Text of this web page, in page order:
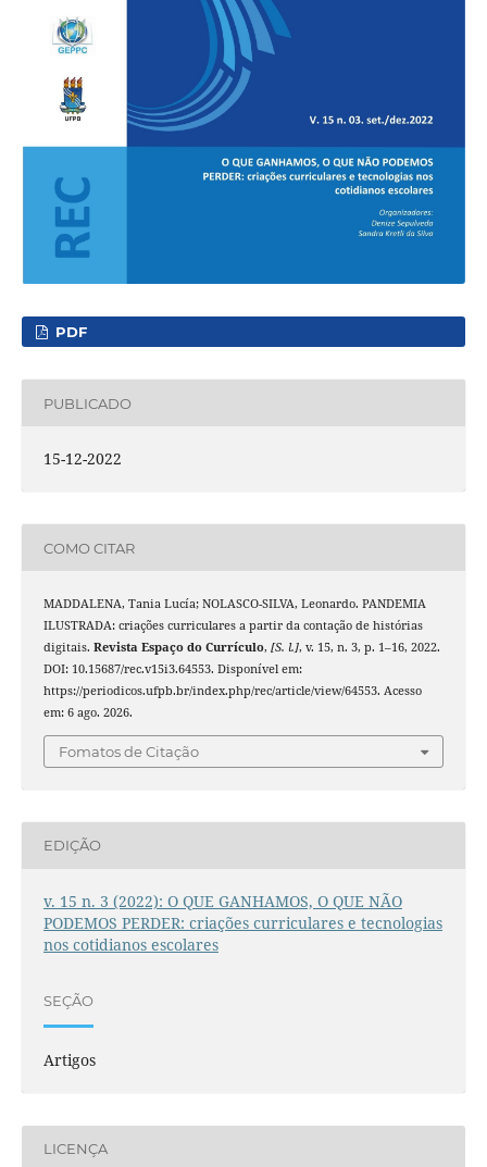
PDF
PUBLICADO
15-12-2022
COMO CITAR
MADDALENA, Tania Lucía; NOLASCO-SILVA, Leonardo. PANDEMIA
ILUSTRADA: criações curriculares a partir da contação de histórias
digitais. Revista Espaço do Currículo, [S. l.], v. 15, n. 3, p. 1–16, 2022.
DOI: 10.15687/rec.v15i3.64553. Disponível em:
https://periodicos.ufpb.br/index.php/rec/article/view/64553. Acesso
em: 6 ago. 2026.
Fomatos de Citação
EDIÇÃO
v. 15 n. 3 (2022): O QUE GANHAMOS, O QUE NÃO
PODEMOS PERDER: criações curriculares e tecnologias
nos cotidianos escolares
SEÇÃO
Artigos
LICENÇA